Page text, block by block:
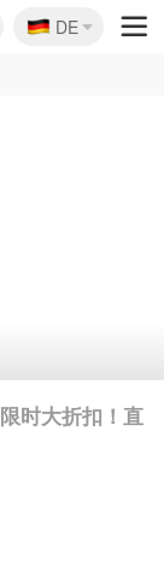
🇩🇪
DE
时大折扣！直